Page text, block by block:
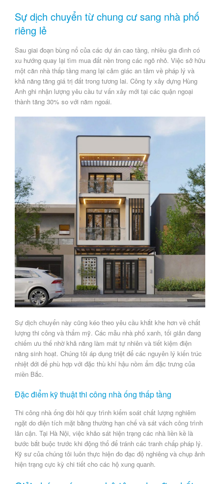
Sự dịch chuyển từ chung cư sang nhà phố
riêng lẻ
Sau giai đoạn bùng nổ của các dự án cao tầng, nhiều gia đình có
xu hướng quay lại tìm mua đất nền trong các ngõ nhỏ. Việc sở hữu
một căn nhà thấp tầng mang lại cảm giác an tâm về pháp lý và
khả năng tăng giá trị đất trong tương lai. Công ty xây dựng Hùng
Anh ghi nhận lượng yêu cầu tư vấn xây mới tại các quận ngoại
thành tăng 30% so với năm ngoái.
Sự dịch chuyển này cũng kéo theo yêu cầu khắt khe hơn về chất
lượng thi công và thẩm mỹ. Các mẫu nhà phố xanh, tối giản đang
chiếm ưu thế nhờ khả năng làm mát tự nhiên và tiết kiệm điện
năng sinh hoạt. Chúng tôi áp dụng triệt để các nguyên lý kiến trúc
nhiệt đới để phù hợp với đặc thù khí hậu nồm ẩm đặc trưng của
miền Bắc.
Đặc điểm kỹ thuật thi công nhà ống thấp tầng
Thi công nhà ống đòi hỏi quy trình kiểm soát chất lượng nghiêm
ngặt do diện tích mặt bằng thường hạn chế và sát vách công trình
lân cận. Tại Hà Nội, việc khảo sát hiện trạng các nhà liền kề là
bước bắt buộc trước khi động thổ để tránh các tranh chấp pháp lý.
Kỹ sư của chúng tôi luôn thực hiện đo đạc độ nghiêng và chụp ảnh
hiện trạng cực kỳ chi tiết cho các hộ xung quanh.